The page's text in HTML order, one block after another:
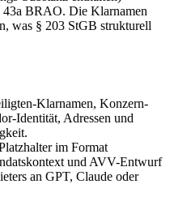
BRAO. Die Klarnamen
was § 203 StGB strukturell
Klarnamen, Konzern-
Identität, Adressen und
im Format
und AVV-Entwurf
an GPT, Claude oder